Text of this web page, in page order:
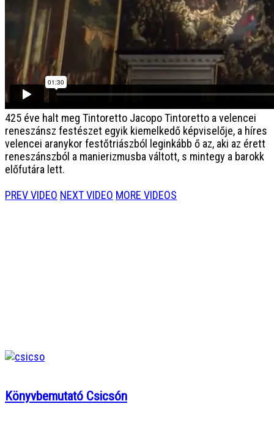
425 éve halt meg Tintoretto Jacopo Tintoretto a velencei
reneszánsz festészet egyik kiemelkedő képviselője, a híres
velencei aranykor festőtriászból leginkább ő az, aki az érett
reneszánszból a manierizmusba váltott, s mintegy a barokk
előfutára lett.
PREV VIDEO NEXT VIDEO MORE VIDEOS
Könyvbemutató Csicsón